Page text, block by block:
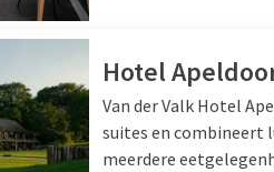
Hotel
Van der Valk Hotel
suites en combineert
meerdere